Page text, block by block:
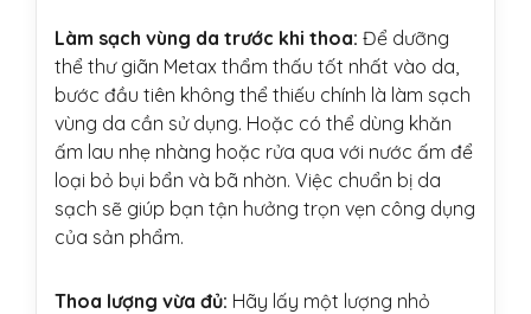
Làm sạch vùng da trước khi thoa: Để dưỡng
thể thư giãn Metax thẩm thấu tốt nhất vào da,
bước đầu tiên không thể thiếu chính là làm sạch
vùng da cần sử dụng. Hoặc có thể dùng khăn
ấm lau nhẹ nhàng hoặc rửa qua với nước ấm để
loại bỏ bụi bẩn và bã nhờn. Việc chuẩn bị da
sạch sẽ giúp bạn tận hưởng trọn vẹn công dụng
của sản phẩm.
Thoa lượng vừa đủ: Hãy lấy một lượng nhỏ